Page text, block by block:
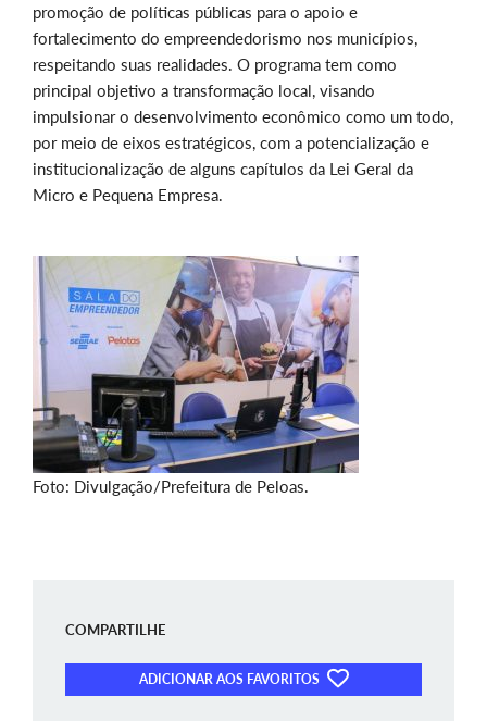
promoção de políticas públicas para o apoio e
fortalecimento do empreendedorismo nos municípios,
respeitando suas realidades. O programa tem como
principal objetivo a transformação local, visando
impulsionar o desenvolvimento econômico como um todo,
por meio de eixos estratégicos, com a potencialização e
institucionalização de alguns capítulos da Lei Geral da
Micro e Pequena Empresa.
Foto: Divulgação/Prefeitura de Peloas.
COMPARTILHE
ADICIONAR AOS FAVORITOS